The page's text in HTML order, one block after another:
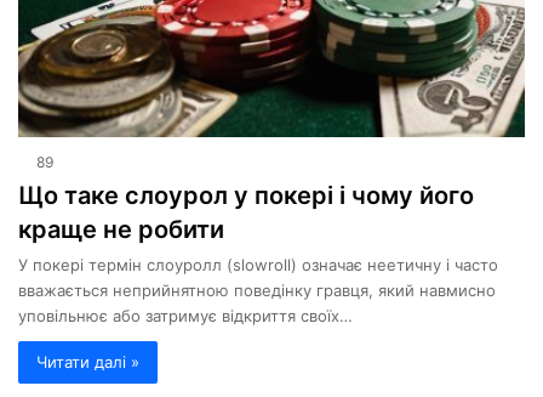
89
Що таке слоурол у покері і чому його
краще не робити
У покері термін слоуролл (slowroll) означає неетичну і часто
вважається неприйнятною поведінку гравця, який навмисно
уповільнює або затримує відкриття своїх…
Читати далі »